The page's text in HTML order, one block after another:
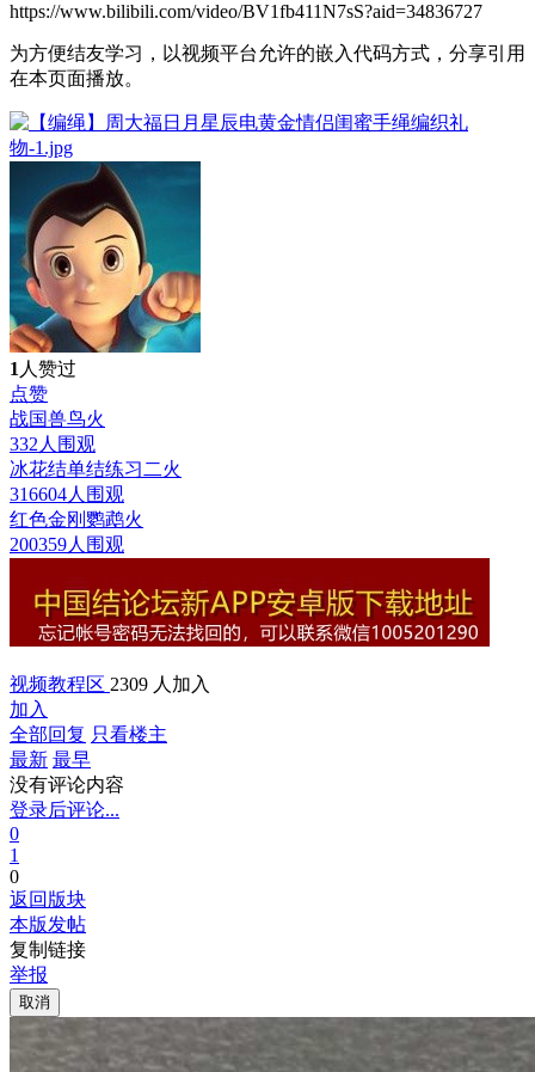
https://www.bilibili.com/video/BV1fb411N7sS?aid=34836727
为方便结友学习，以视频平台允许的嵌入代码方式，分享引用
在本页面播放。
1 人赞过
点赞
战国兽鸟火
332人围观
冰花结单结练习二火
316604人围观
红色金刚鹦鹉火
200359人围观
视频教程区 2309 人加入
加入
全部回复 只看楼主
最新 最早
没有评论内容
登录后评论...
0
1
0
返回版块
本版发帖
复制链接
举报
取消